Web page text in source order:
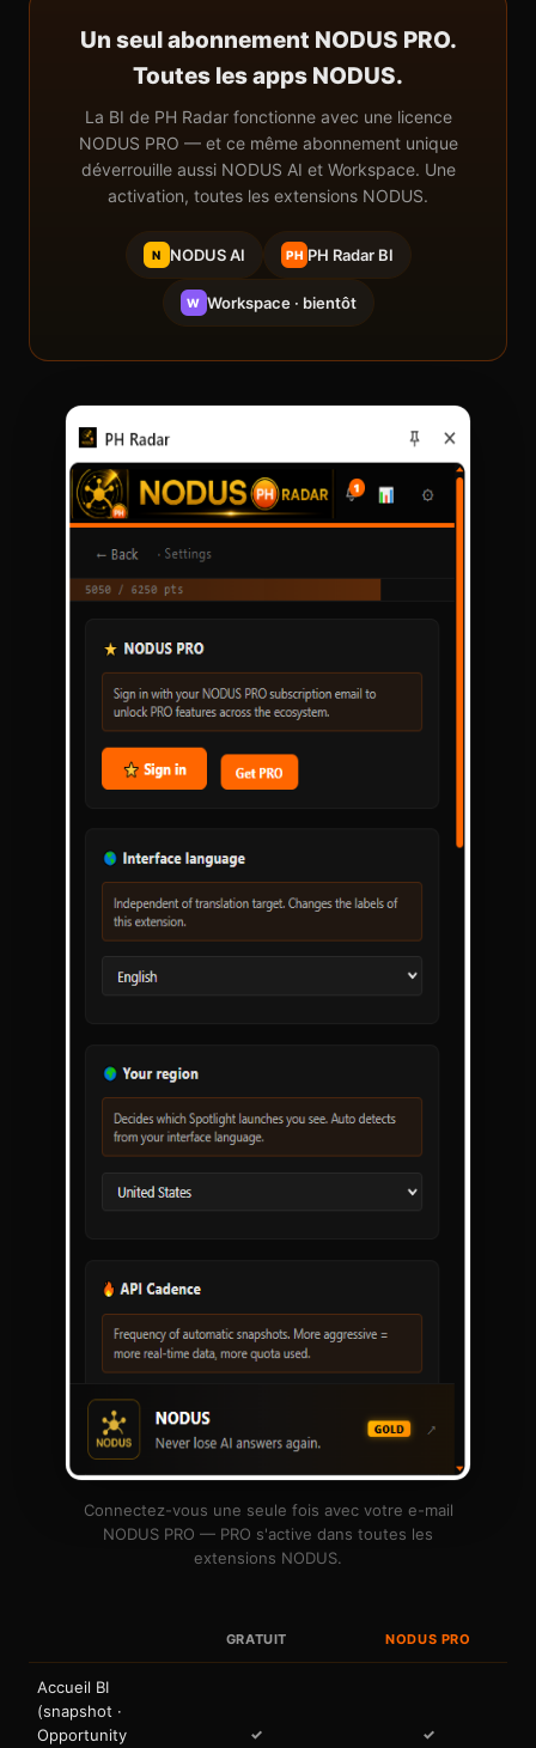
Un seul abonnement NODUS PRO.
Toutes les apps NODUS.
La BI de PH Radar fonctionne avec une licence
NODUS PRO — et ce même abonnement unique
déverrouille aussi NODUS AI et Workspace. Une
activation, toutes les extensions NODUS.
N NODUS AI PH PH Radar BI
W Workspace · bientôt
Connectez-vous une seule fois avec votre e-mail
NODUS PRO — PRO s'active dans toutes les
extensions NODUS.
GRATUIT NODUS PRO
Accueil BI
(snapshot ·
Opportunity
✓ ✓